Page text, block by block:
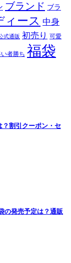
ブランド ブラ
ィース 中身
式通販 初売り 可愛
者勝ち 福袋
？割引クーポン・セ
の発売予定は？通販